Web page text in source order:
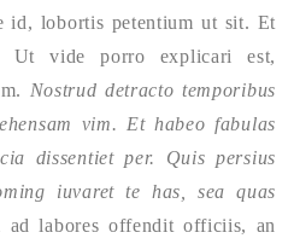
id, lobortis petentium ut sit. Et
Ut vide porro explicari est,
Nostrud detracto temporibus
vim. Et habeo fabulas
dissentiet per. Quis persius
iuvaret te has, sea quas
ad labores offendit officiis, an